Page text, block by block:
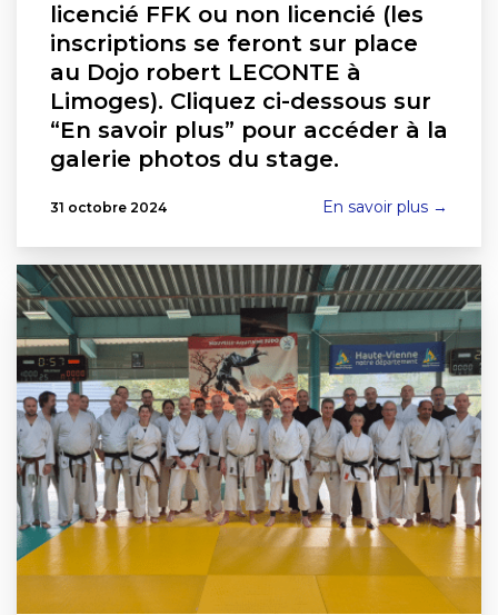
licencié FFK ou non licencié (les
inscriptions se feront sur place
au Dojo robert LECONTE à
Limoges). Cliquez ci-dessous sur
“En savoir plus” pour accéder à la
galerie photos du stage.
31 octobre 2024 En savoir plus →